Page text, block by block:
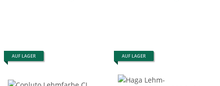
AUF LAGER AUF LAGER